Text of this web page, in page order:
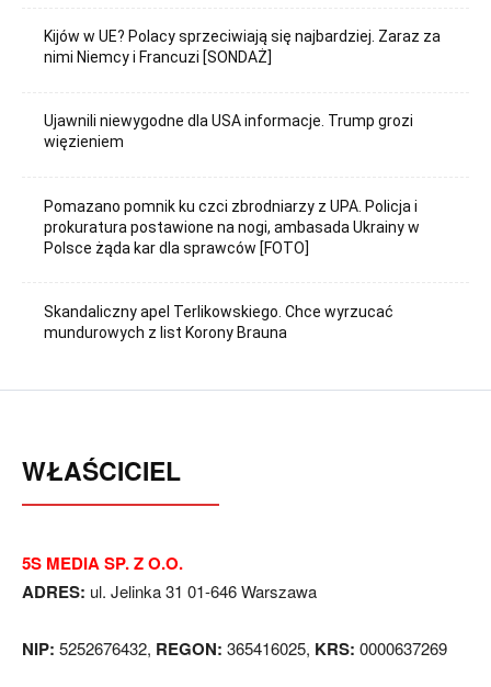
Kijów w UE? Polacy sprzeciwiają się najbardziej. Zaraz za
nimi Niemcy i Francuzi [SONDAŻ]
Ujawnili niewygodne dla USA informacje. Trump grozi
więzieniem
Pomazano pomnik ku czci zbrodniarzy z UPA. Policja i
prokuratura postawione na nogi, ambasada Ukrainy w
Polsce żąda kar dla sprawców [FOTO]
Skandaliczny apel Terlikowskiego. Chce wyrzucać
mundurowych z list Korony Brauna
WŁAŚCICIEL
5S MEDIA SP. Z O.O.
ADRES: ul. Jelinka 31 01-646 Warszawa
NIP: 5252676432, REGON: 365416025, KRS: 0000637269